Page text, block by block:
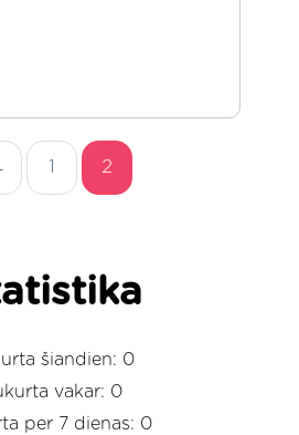
1 2
šiandien: 0
vakar: 0
per 7 dienas: 0